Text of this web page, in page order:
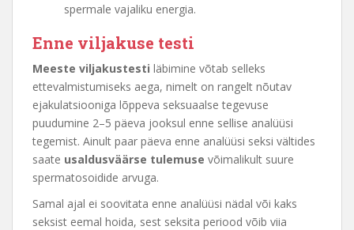
spermale vajaliku energia.
Enne viljakuse testi
Meeste viljakustesti läbimine võtab selleks
ettevalmistumiseks aega, nimelt on rangelt nõutav
ejakulatsiooniga lõppeva seksuaalse tegevuse
puudumine 2–5 päeva jooksul enne sellise analüüsi
tegemist. Ainult paar päeva enne analüüsi seksi vältides
saate usaldusväärse tulemuse võimalikult suure
spermatosoidide arvuga.
Samal ajal ei soovitata enne analüüsi nädal või kaks
seksist eemal hoida, sest seksita periood võib viia